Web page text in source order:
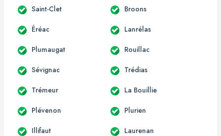
Saint-Clet Broons
Éréac Lanrélas
Plumaugat Rouillac
Sévignac Trédias
Trémeur La Bouillie
Plévenon Plurien
Illifaut Laurenan